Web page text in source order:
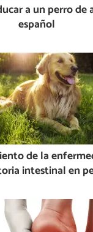
a un perro de
español
de la
intestinal en